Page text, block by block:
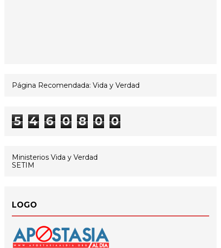
Página Recomendada: Vida y Verdad
5 4 6 0 8 0 0
Ministerios Vida y Verdad
SETIM
LOGO